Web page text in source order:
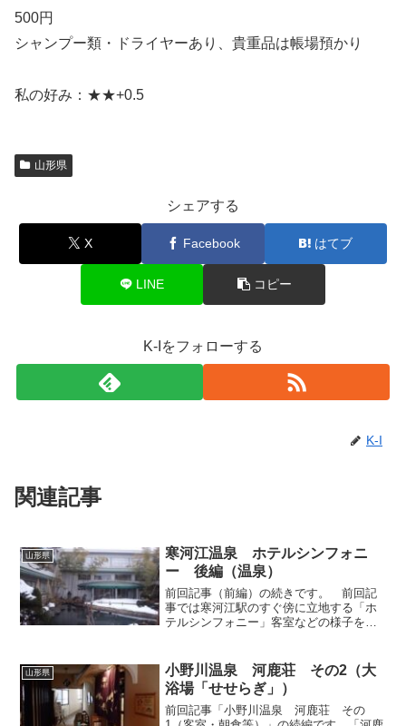
500円
シャンプー類・ドライヤーあり、貴重品は帳場預かり
私の好み：★★+0.5
山形県
シェアする
X Facebook はてブ
LINE コピー
K-Iをフォローする
K-I
関連記事
山形県
寒河江温泉 ホテルシンフォニ
ー 後編（温泉）
前回記事（前編）の続きです。 前回記
事では寒河江駅のすぐ傍に立地する「ホ
テルシンフォニー」客室などの様子を紹
がら、大浴場で掛け流しの温泉に入れる
ことも大きな魅力でした。...
山形県
小野川温泉 河鹿荘 その2（大
浴場「せせらぎ」）
前回記事「小野川温泉 河鹿荘 その